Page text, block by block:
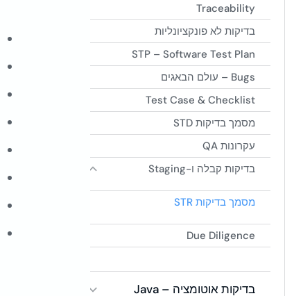
Traceability
בדיקות לא פונקציונליות
STP – Software Test Plan
Bugs – עולם הבאגים
Test Case & Checklist
מסמך בדיקות STD
עקרונות QA
בדיקות קבלה ו-Staging
מסמך בדיקות STR
Due Diligence
בדיקות אוטומציה – Java